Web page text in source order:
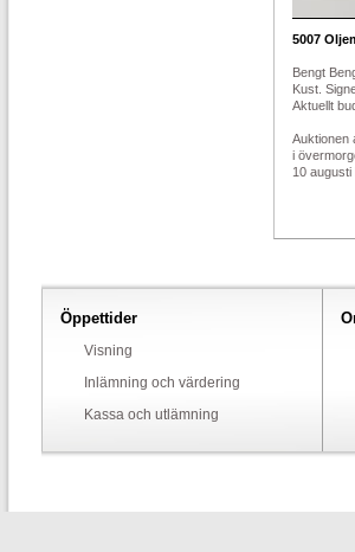
5007
Bengt
Kust.
Aktuellt
Auktionen
i
10 augusti
Öppettider
Visning
Inlämning och värdering
Kassa och utlämning